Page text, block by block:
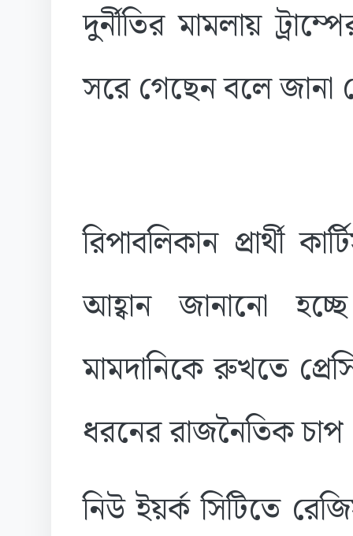
দুর্নীতির মামলায়
সরে গেছেন বলে জানা
রিপাবলিকান প্রার্থী
আহ্বান জানানো
মামদানিকে রুখতে
ধরনের রাজনৈতিক চাপ
নিউ ইয়র্ক সিটিতে